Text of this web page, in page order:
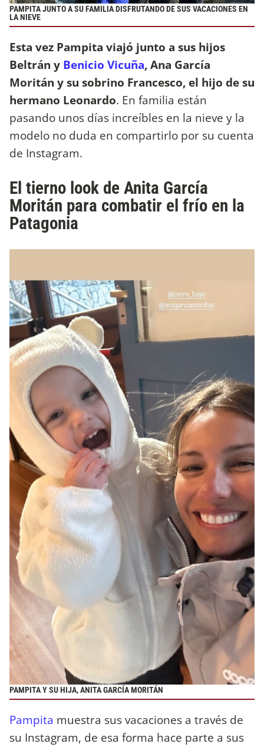
PAMPITA JUNTO A SU FAMILIA DISFRUTANDO DE SUS VACACIONES EN
LA NIEVE
Esta vez Pampita viajó junto a sus hijos
Beltrán y Benicio Vicuña, Ana García
Moritán y su sobrino Francesco, el hijo de su
hermano Leonardo. En familia están
pasando unos días increíbles en la nieve y la
modelo no duda en compartirlo por su cuenta
de Instagram.
El tierno look de Anita García
Moritán para combatir el frío en la
Patagonia
PAMPITA Y SU HIJA, ANITA GARCÍA MORITÁN
Pampita muestra sus vacaciones a través de
su Instagram, de esa forma hace parte a sus